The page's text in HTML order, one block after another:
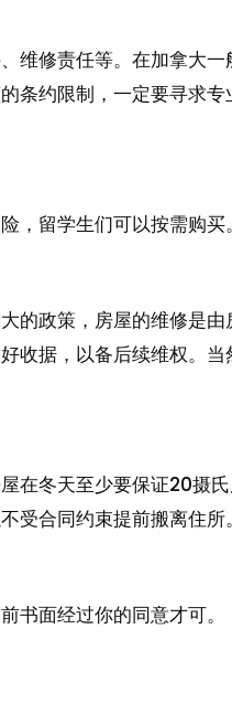
维修责任等。在加拿大一
条约限制，一定要寻求专
，留学生们可以按需购买。
的政策，房屋的维修是由
收据，以备后续维权。当
在冬天至少要保证20摄
受合同约束提前搬离住所。
书面经过你的同意才可。